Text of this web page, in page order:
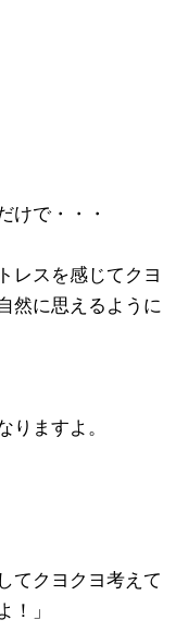
けで・・・
レスを感じてクヨ
然に思えるように
りますよ。
てクヨクヨ考えて
！」